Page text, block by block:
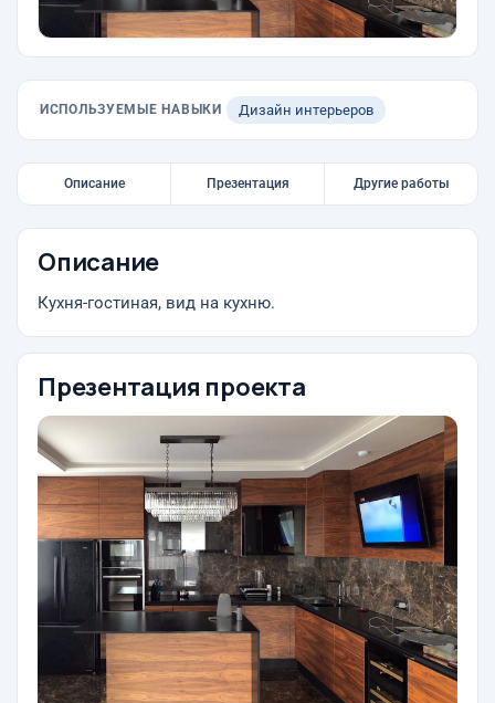
ИСПОЛЬЗУЕМЫЕ НАВЫКИ Дизайн интерьеров
Описание Презентация Другие работы
Описание
Кухня-гостиная, вид на кухню.
Презентация проекта